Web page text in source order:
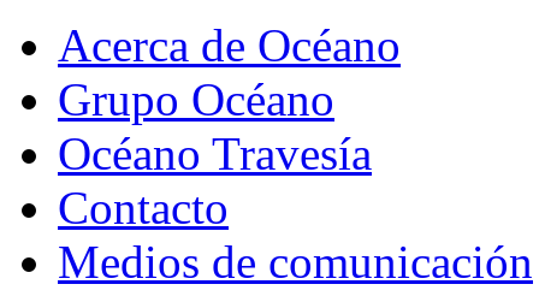
Acerca de Océano
Grupo Océano
Océano Travesía
Contacto
Medios de comunicación